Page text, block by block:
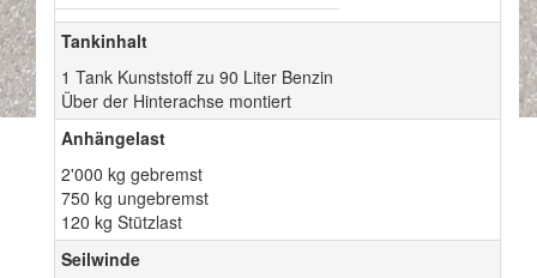
Tankinhalt
1 Tank Kunststoff zu 90 Liter Benzin
Über der Hinterachse montiert
Anhängelast
2'000 kg gebremst
750 kg ungebremst
120 kg Stützlast
Seilwinde